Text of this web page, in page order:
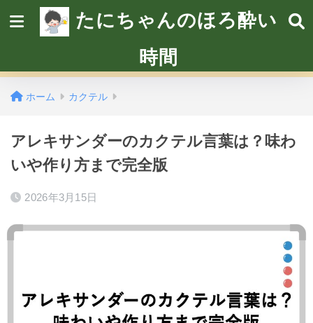
たにちゃんのほろ酔い
時間
ホーム カクテル
アレキサンダーのカクテル言葉は？味わ
いや作り方まで完全版
2026年3月15日